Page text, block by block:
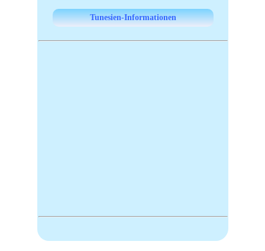
Tunesien-Informationen